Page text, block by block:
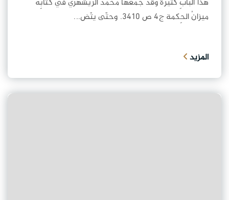
هذا البابِ كثيرةٌ وقد جمعَها مُحمّد الرّيشهري في كتابِه
ميزانُ الحِكمة ج4 ص 3410. وحتّى يتّض...
المزيد